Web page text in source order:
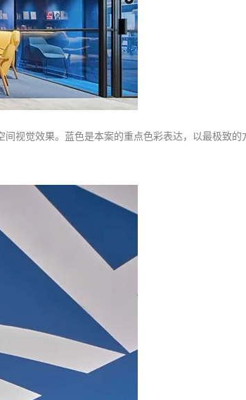
视觉效果。蓝色是本案的重点色彩表达，以最极致的